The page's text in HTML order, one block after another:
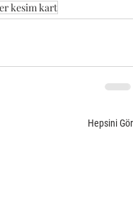
kesim kart
Hepsini Gör